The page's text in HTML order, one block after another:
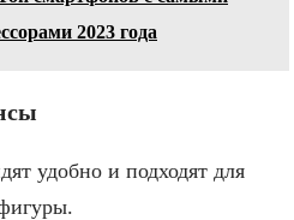
2023 года
удобно и подходят для